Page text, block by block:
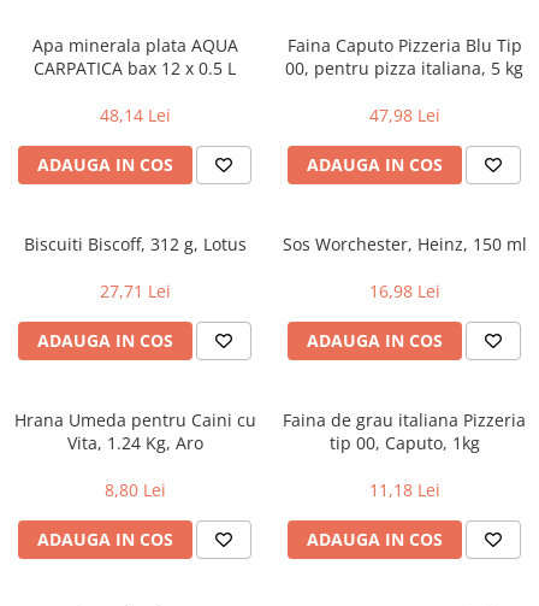
Apa minerala plata AQUA
CARPATICA bax 12 x 0.5 L
48,14 Lei
ADAUGA IN COS
Faina Caputo Pizzeria Blu Tip
00, pentru pizza italiana, 5 kg
47,98 Lei
ADAUGA IN COS
Biscuiti Biscoff, 312 g, Lotus
27,71 Lei
ADAUGA IN COS
Sos Worchester, Heinz, 150 ml
16,98 Lei
ADAUGA IN COS
Hrana Umeda pentru Caini cu
Vita, 1.24 Kg, Aro
8,80 Lei
ADAUGA IN COS
Faina de grau italiana Pizzeria
tip 00, Caputo, 1kg
11,18 Lei
ADAUGA IN COS